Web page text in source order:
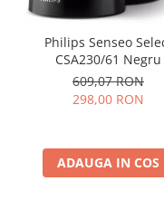
Philips Senseo
CSA230/61 Negru
609,07 RON
298,00 RON
ADAUGA IN COS